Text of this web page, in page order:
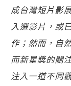
成台灣短片影
入選影片，或
作；然而，自
而新星獎的關
注入一道不同